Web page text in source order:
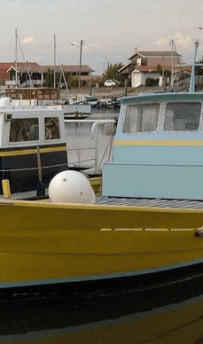
affichées
réseaux sociaux